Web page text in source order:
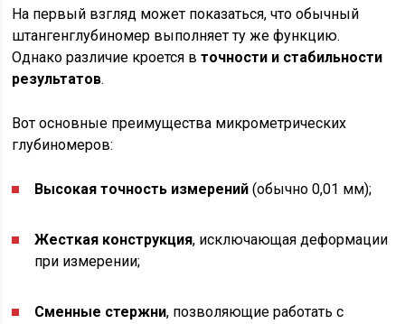
На первый взгляд может показаться, что обычный
штангенглубиномер выполняет ту же функцию.
Однако различие кроется вточности и стабильности
результатов.
Вот основные преимущества микрометрических
глубиномеров:
Высокая точность измерений (обычно 0,01 мм);
Жесткая конструкция, исключающая деформации
при измерении;
Сменные стержни, позволяющие работать с